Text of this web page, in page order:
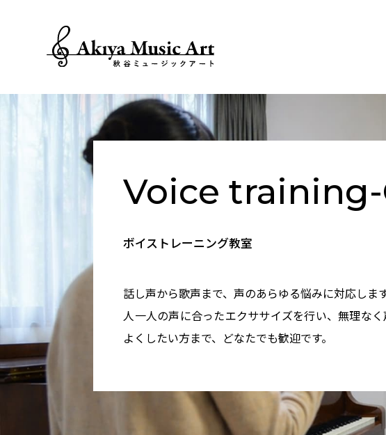
Voice training-
ボイストレーニング教室
話し声から歌声まで、声のあらゆる悩みに対応し
人一人の声に合ったエクササイズを行い、無理な
よくしたい方まで、どなたでも歓迎です。